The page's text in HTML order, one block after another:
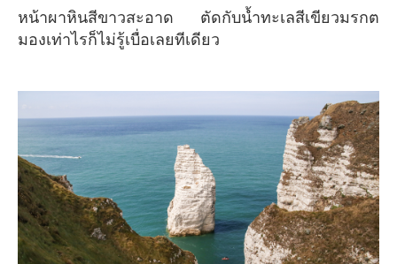
หน้าผาหินสีขาวสะอาด ตัดกับน้ำทะเลสีเขียวมรกต
มองเท่าไรก็ไม่รู้เบื่อเลยทีเดียว